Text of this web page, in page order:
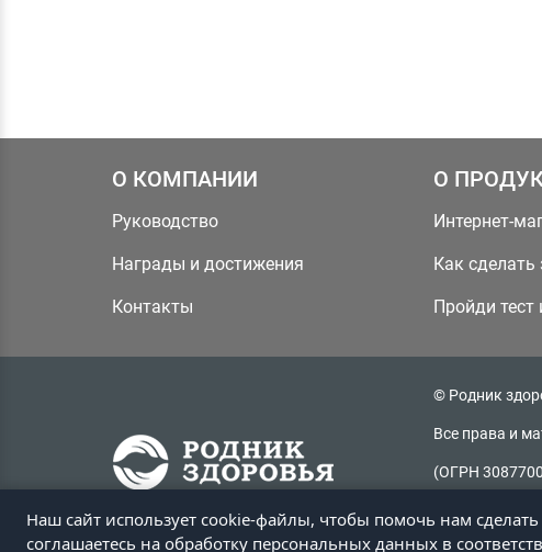
О КОМПАНИИ
Руководство
Награды и достижения
Контакты
О
Интернет-
Как сделать
Пройди
© Родник
Все права и
(ОГРН
Радужная, д.
Копирование
Наш сайт использует cookie-файлы, чтобы помочь нам
соглашаетесь на обработку персональных данных в